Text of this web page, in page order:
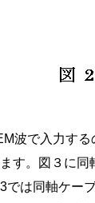
波で入力す
す。図３に同
では同軸ケー